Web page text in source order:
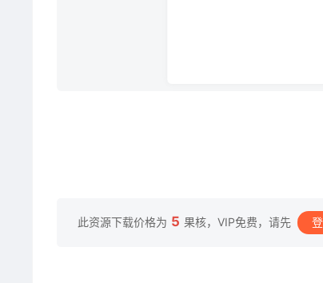
此资源下载价格为 5 果核，VIP免费，请先